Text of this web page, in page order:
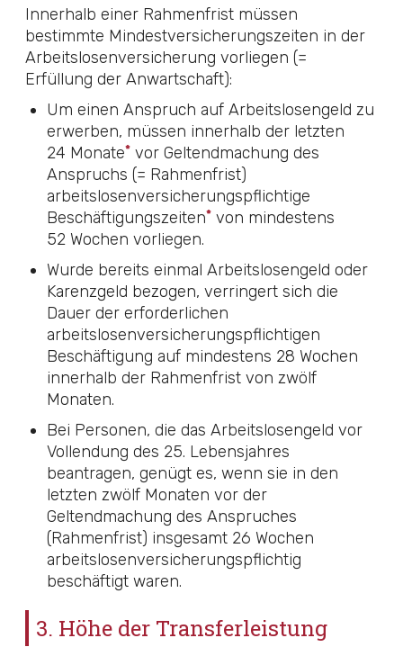
Innerhalb einer Rahmenfrist müssen
bestimmte Mindestversicherungszeiten in der
Arbeitslosenversicherung vorliegen (=
Erfüllung der Anwartschaft):
Um einen Anspruch auf Arbeitslosengeld zu
erwerben, müssen innerhalb der letzten
24 Monate* vor Geltendmachung des
Anspruchs (= Rahmen­frist)
arbeitslosenversicherungspflichtige
Beschäftigungszeiten* von mindestens
52 Wochen vorliegen.
Wurde bereits einmal Arbeitslosengeld oder
Karenzgeld bezogen, verringert sich die
Dauer der erforderlichen
arbeitslosenversicherungspflichtigen
Beschäftigung auf mindestens 28 Wochen
innerhalb der Rahmenfrist von zwölf
Monaten.
Bei Personen, die das Arbeitslosengeld vor
Vollendung des 25. Lebensjahres
beantragen, genügt es, wenn sie in den
letzten zwölf Monaten vor der
Geltendmachung des Anspruches
(Rahmenfrist) insgesamt 26 Wochen
arbeitslosenversicherungspflichtig
beschäftigt waren.
3. Höhe der Transferleistung